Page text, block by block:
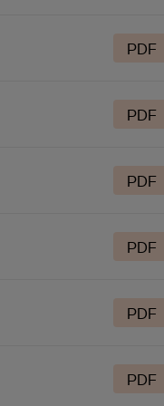
PDF
PDF
PDF
PDF
PDF
PDF